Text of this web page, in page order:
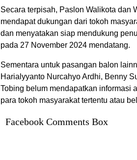
Secara terpisah, Paslon Walikota dan
mendapat dukungan dari tokoh
dan menyatakan siap mendukung
pada 27 November 2024 mendatang.
Sementara untuk pasangan balon
Harialyyanto Nurcahyo Ardhi, Benny
Tobing belum mendapatkan informasi
para tokoh masyarakat tertentu atau
Facebook Comments Box